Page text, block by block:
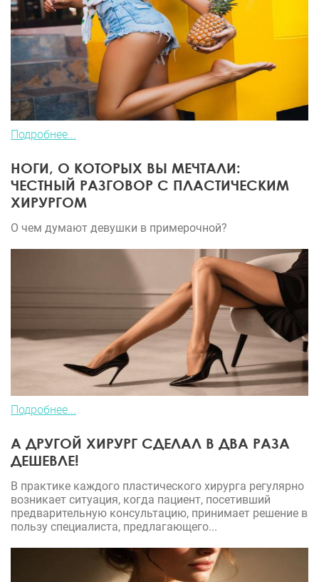
Подробнее...
НОГИ, О КОТОРЫХ ВЫ МЕЧТАЛИ:
ЧЕСТНЫЙ РАЗГОВОР С ПЛАСТИЧЕСКИМ
ХИРУРГОМ
О чем думают девушки в примерочной?
Подробнее...
А ДРУГОЙ ХИРУРГ СДЕЛАЛ В ДВА РАЗА
ДЕШЕВЛЕ!
В практике каждого пластического хирурга регулярно
возникает ситуация, когда пациент, посетивший
предварительную консультацию, принимает решение в
пользу специалиста, предлагающего...